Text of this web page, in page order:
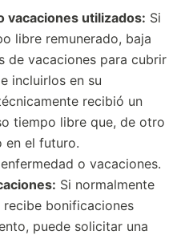
vacaciones utilizados: Si
libre remunerado, baja
de vacaciones para cubrir
incluirlos en su
recibió un
tiempo libre que, de otro
en el futuro.
o vacaciones.
Si normalmente
bonificaciones
puede solicitar una